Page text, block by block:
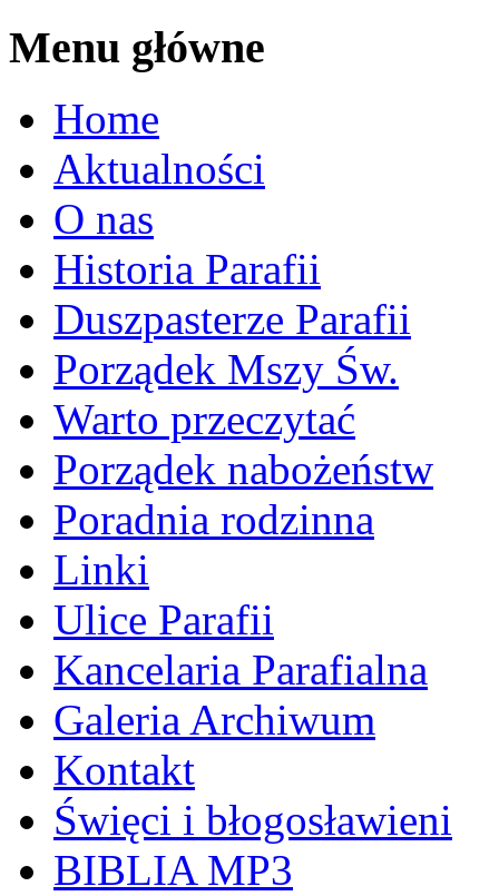
Menu główne
Home
Aktualności
O nas
Historia Parafii
Duszpasterze Parafii
Porządek Mszy Św.
Warto przeczytać
Porządek nabożeństw
Poradnia rodzinna
Linki
Ulice Parafii
Kancelaria Parafialna
Galeria Archiwum
Kontakt
Święci i błogosławieni
BIBLIA MP3